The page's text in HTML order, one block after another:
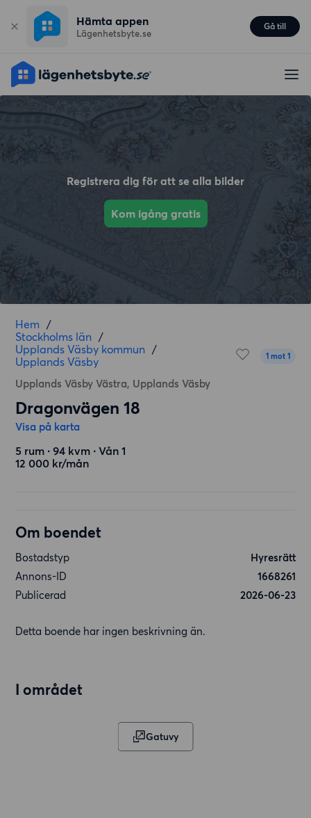
Hämta appen
Lägenhetsbyte.se
Gå till
Registrera dig för att se alla bilder
Kom igång gratis
Hem /
Stockholms län /
Upplands Väsby kommun /
Upplands Väsby
Upplands Väsby Västra, Upplands Väsby
1 mot 1
Dragonvägen 18
Visa på karta
5 rum ∙ 94 kvm ∙ Vån 1
12 000 kr/mån
Om boendet
Bostadstyp
Hyresrätt
Annons-ID
1668261
Publicerad
2026-06-23
Detta boende har ingen beskrivning än.
I området
Gatuvy